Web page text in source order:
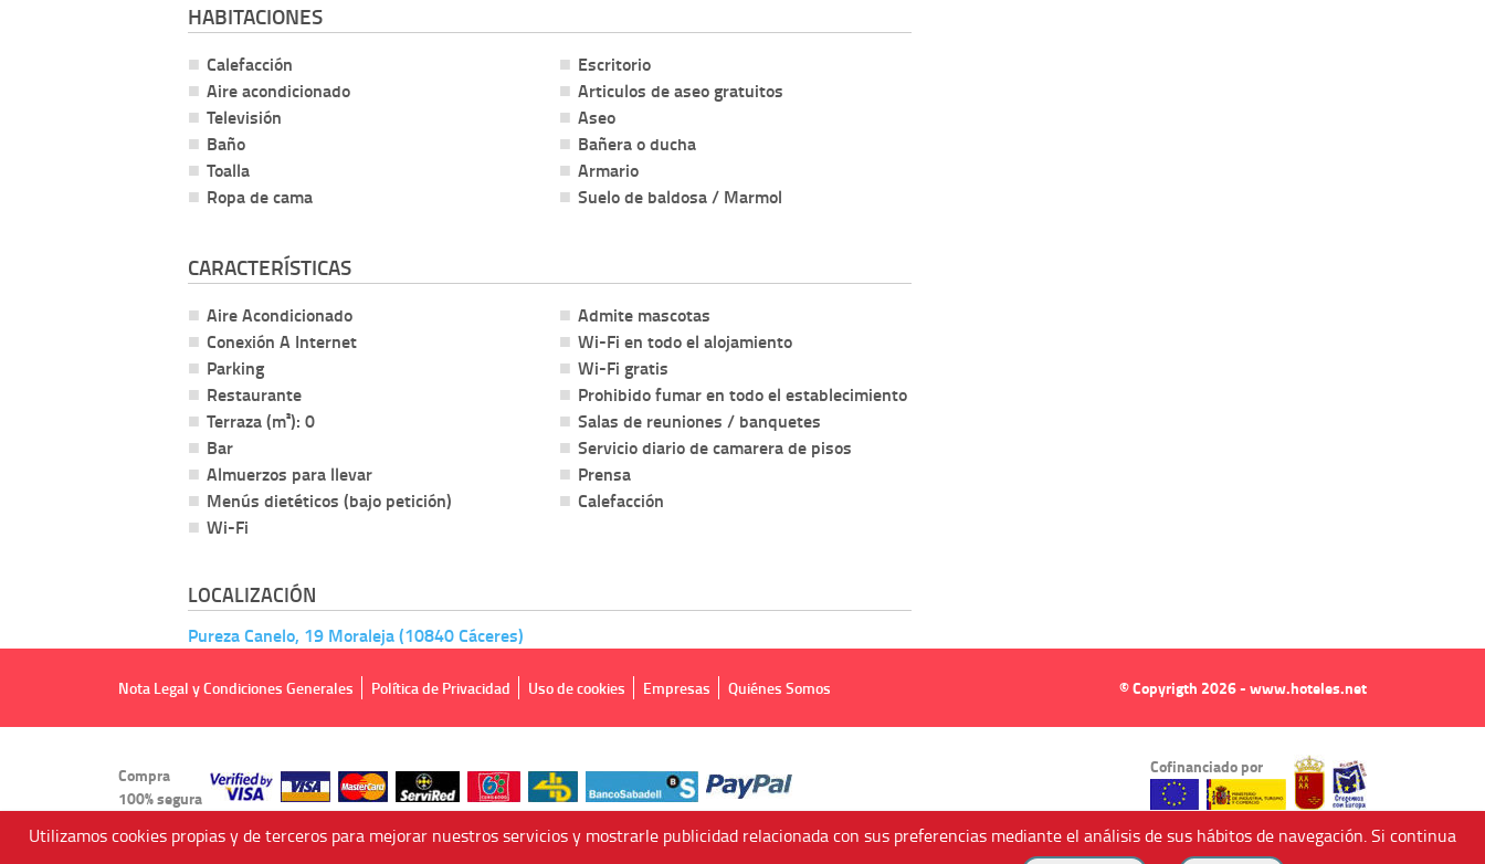
HABITACIONES
Calefacción
Aire acondicionado
Televisión
Baño
Toalla
Ropa de cama
Escritorio
Articulos de aseo gratuitos
Aseo
Bañera o ducha
Armario
Suelo de baldosa / Marmol
CARACTERÍSTICAS
Aire Acondicionado
Conexión A Internet
Parking
Restaurante
Terraza (m²): 0
Bar
Almuerzos para llevar
Menús dietéticos (bajo petición)
Wi-Fi
Admite mascotas
Wi-Fi en todo el alojamiento
Wi-Fi gratis
Prohibido fumar en todo el establecimiento
Salas de reuniones / banquetes
Servicio diario de camarera de pisos
Prensa
Calefacción
LOCALIZACIÓN
Pureza Canelo, 19 Moraleja (10840 Cáceres)
Nota Legal y Condiciones Generales Política de Privacidad Uso de cookies Empresas Quiénes Somos © Copyrigth 2026 - www.hoteles.net
Compra
100% segura
Cofinanciado por
Utilizamos cookies propias y de terceros para mejorar nuestros servicios y mostrarle publicidad relacionada con sus preferencias mediante el análisis de sus hábitos de navegación. Si continua